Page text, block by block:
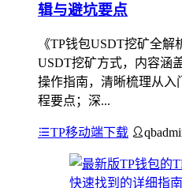
辑与避坑要点
《TP钱包USDT挖矿全
USDT挖矿方式，内容涵
操作指南，清晰梳理从入
程要点；深...
TP移动端下载